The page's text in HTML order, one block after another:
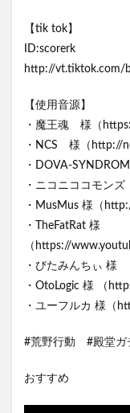
【tik tok】
ID:scorerk
http://vt.tiktok.com/
【使用音源】
・魔王魂 様（
・NCS 様（http://
・DOVA-
・ニコニココモン
・MusMus 様（
・TheFatRat 様
（https://
・びたみんちぃ 様
・OtoLogic 様 （
・ユーフルカ 様（
#荒野行動 #殿堂ガ
おすすめ